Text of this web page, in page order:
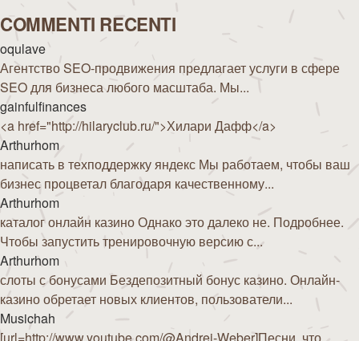
COMMENTI RECENTI
oqulave
Агентство SEO-продвижения предлагает услуги в сфере
SEO для бизнеса любого масштаба. Мы...
gainfulfinances
<a href="http://hilaryclub.ru/">Хилари Дафф</a>
Arthurhom
написать в техподдержку яндекс Мы работаем, чтобы ваш
бизнес процветал благодаря качественному...
Arthurhom
каталог онлайн казино Однако это далеко не. Подробнее.
Чтобы запустить тренировочную версию с...
Arthurhom
слоты с бонусами Бездепозитный бонус казино. Онлайн-
казино обретает новых клиентов, пользователи...
Musichah